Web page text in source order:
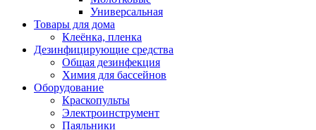
Универсальная
Товары для дома
Клеёнка, пленка
Дезинфицирующие средства
Общая дезинфекция
Химия для бассейнов
Оборудование
Краскопульты
Электроинструмент
Паяльники